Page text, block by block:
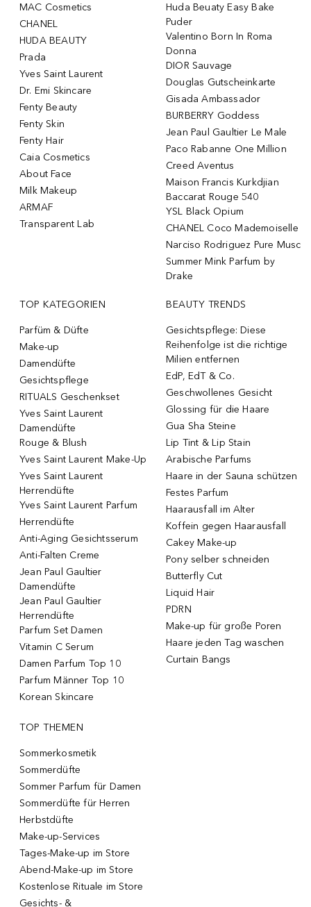
MAC Cosmetics
CHANEL
HUDA BEAUTY
Prada
Yves Saint Laurent
Dr. Emi Skincare
Fenty Beauty
Fenty Skin
Fenty Hair
Caia Cosmetics
About Face
Milk Makeup
ARMAF
Transparent Lab
Huda Beuaty Easy Bake
Puder
Valentino Born In Roma
Donna
DIOR Sauvage
Douglas Gutscheinkarte
Gisada Ambassador
BURBERRY Goddess
Jean Paul Gaultier Le Male
Paco Rabanne One Million
Creed Aventus
Maison Francis Kurkdjian
Baccarat Rouge 540
YSL Black Opium
CHANEL Coco Mademoiselle
Narciso Rodriguez Pure Musc
Summer Mink Parfum by
Drake
TOP KATEGORIEN
Parfüm & Düfte
Make-up
Damendüfte
Gesichtspflege
RITUALS Geschenkset
Yves Saint Laurent
Damendüfte
Rouge & Blush
Yves Saint Laurent Make-Up
Yves Saint Laurent
Herrendüfte
Yves Saint Laurent Parfum
Herrendüfte
Anti-Aging Gesichtsserum
Anti-Falten Creme
Jean Paul Gaultier
Damendüfte
Jean Paul Gaultier
Herrendüfte
Parfum Set Damen
Vitamin C Serum
Damen Parfum Top 10
Parfum Männer Top 10
Korean Skincare
BEAUTY TRENDS
Gesichtspflege: Diese
Reihenfolge ist die richtige
Milien entfernen
EdP, EdT & Co.
Geschwollenes Gesicht
Glossing für die Haare
Gua Sha Steine
Lip Tint & Lip Stain
Arabische Parfums
Haare in der Sauna schützen
Festes Parfum
Haarausfall im Alter
Koffein gegen Haarausfall
Cakey Make-up
Pony selber schneiden
Butterfly Cut
Liquid Hair
PDRN
Make-up für große Poren
Haare jeden Tag waschen
Curtain Bangs
TOP THEMEN
Sommerkosmetik
Sommerdüfte
Sommer Parfum für Damen
Sommerdüfte für Herren
Herbstdüfte
Make-up-Services
Tages-Make-up im Store
Abend-Make-up im Store
Kostenlose Rituale im Store
Gesichts- &